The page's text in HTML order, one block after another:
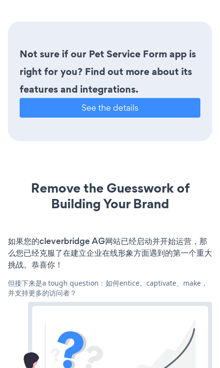
Not sure if our Pet Service Form app is
right for you? Find out more about its
features and integrations.
See the details
Remove the Guesswork of
Building Your Brand
如果您的cleverbridge AG网站已经启动并开始运营，那
么您已经克服了在建立企业在线形象方面遇到的第一个重大
挑战。恭喜你！
但接下来是a tough question：如何entice、captivate、make，
并支持更多的访问者？